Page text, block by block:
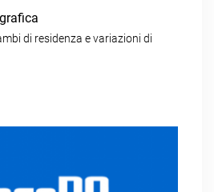
di residenza e variazioni di